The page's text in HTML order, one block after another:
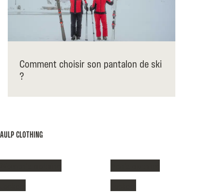
Comment choisir son pantalon de ski
?
AULP CLOTHING